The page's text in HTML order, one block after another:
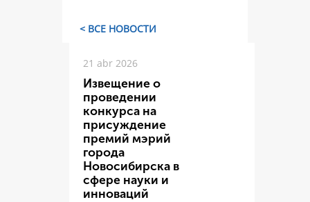
< ВСЕ НОВОСТИ
21 abr 2026
Извещение о
проведении
конкурса на
присуждение
премий мэрий
города
Новосибирска в
сфере науки и
инноваций